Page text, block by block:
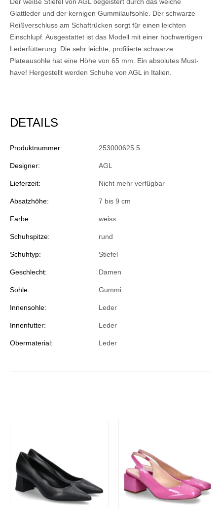
Glattleder und der kernigen Gummilaufsohle. Der schwarze
Reißverschluss am Schaftrücken sorgt für einen leichten
Einschlupf. Ausgestattet ist das Modell mit einer hochwertigen
Lederfütterung. Die sehr leichte, profilierte schwarze
Plateausohle hat eine Höhe von 65 mm. Ein absolutes Must-
have! Hergestellt werden Schuhe von AGL in Italien.
DETAILS
Produktnummer: 253000625.5
Designer: AGL
Lieferzeit: Nicht mehr verfügbar
Absatzhöhe: 7 bis 9 cm
Farbe: weiss
Schuhspitze: rund
Schuhtyp: Stiefel
Geschlecht: Damen
Sohle: Gummi
Innensohle: Leder
Innenfutter: Leder
Obermaterial: Leder